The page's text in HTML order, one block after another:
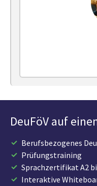
DeuFöV auf
Berufsbezogenes
Prüfungstraining
Sprachzertifikat A2
Interaktive